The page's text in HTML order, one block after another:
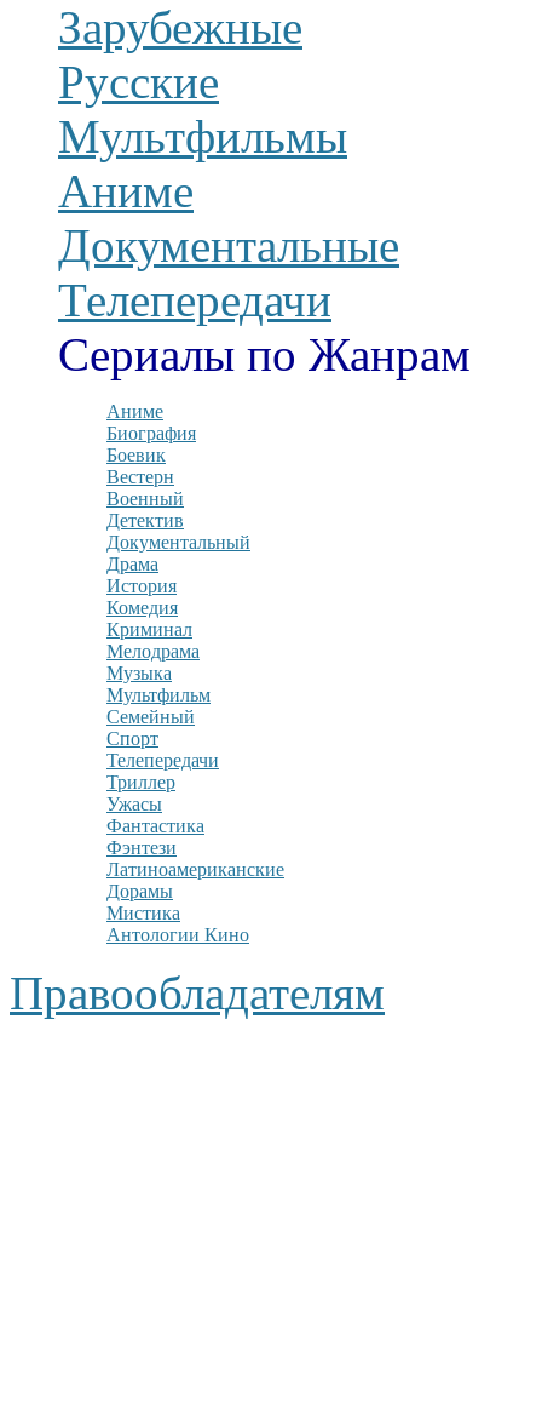
Зарубежные
Русские
Мультфильмы
Аниме
Документальные
Телепередачи
Сериалы по Жанрам
Аниме
Биография
Боевик
Вестерн
Военный
Детектив
Документальный
Драма
История
Комедия
Криминал
Мелодрама
Музыка
Мультфильм
Семейный
Спорт
Телепередачи
Триллер
Ужасы
Фантастика
Фэнтези
Латиноамериканские
Дорамы
Мистика
Антологии Кино
Правообладателям